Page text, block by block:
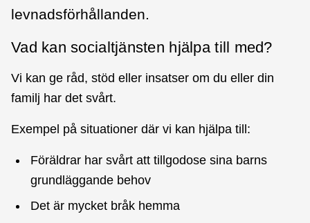
levnadsförhållanden.
Vad kan socialtjänsten hjälpa till med?
Vi kan ge råd, stöd eller insatser om du eller din
familj har det svårt.
Exempel på situationer där vi kan hjälpa till:
Föräldrar har svårt att tillgodose sina barns
grundläggande behov
Det är mycket bråk hemma